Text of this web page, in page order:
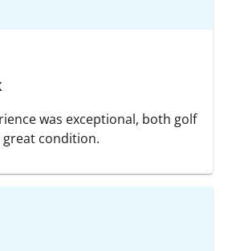
was exceptional, both golf
condition.